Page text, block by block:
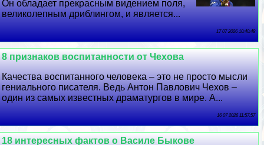
Он обладает прекрасным видением поля,
великолепным дриблингом, и является...
17 07 2026 10:40:48
8 признаков воспитанности от Чехова
Качества воспитанного человека – это не просто мысли
гениального писателя. Ведь Антон Павлович Чехов –
один из самых известных драматургов в мире. А...
16 07 2026 11:57:57
18 интересных фактов о Василе Быкове